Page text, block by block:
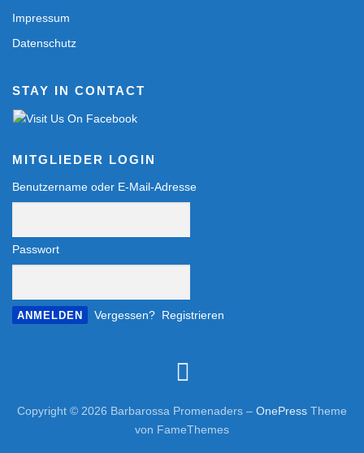
Impressum
Datenschutz
STAY IN CONTACT
MITGLIEDER LOGIN
Benutzername oder E-Mail-Adresse
Passwort
Vergessen? Registrieren
Copyright © 2026 Barbarossa Promenaders – OnePress Theme
von FameThemes